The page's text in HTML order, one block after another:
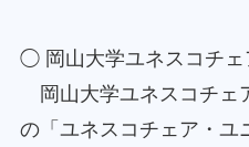
◯ 岡山大学ユネスコチェ
岡山大学ユネスコチェ
の「ユネスコチェア・ユ